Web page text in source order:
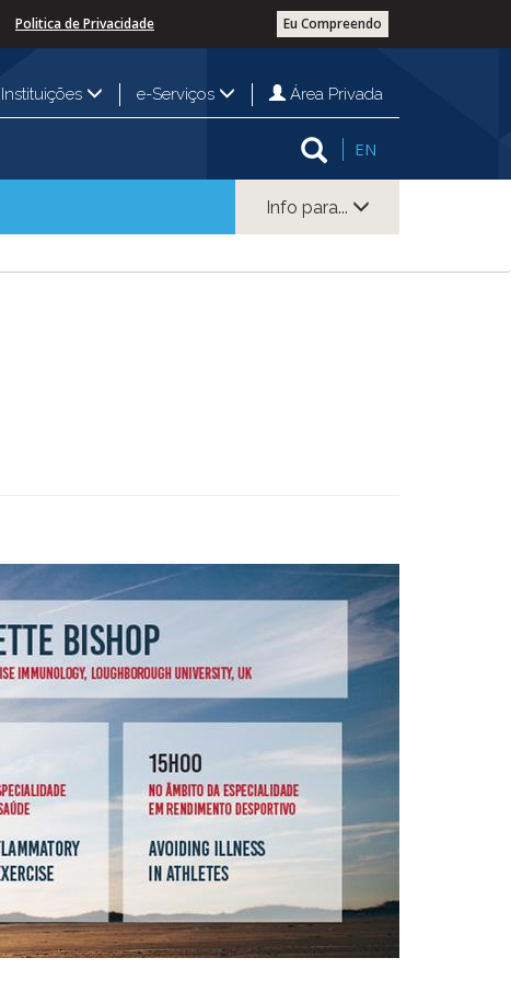
Eu Compreendo
Politica de Privacidade
Instituições e-Serviços Área Privada
EN
Info para...